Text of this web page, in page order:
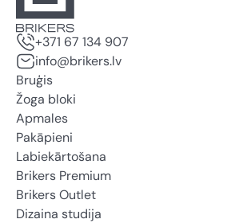
+371 67 134 907
info@brikers.lv
Bruģis
Žoga bloki
Apmales
Pakāpieni
Labiekārtošana
Brikers Premium
Brikers Outlet
Dizaina studija